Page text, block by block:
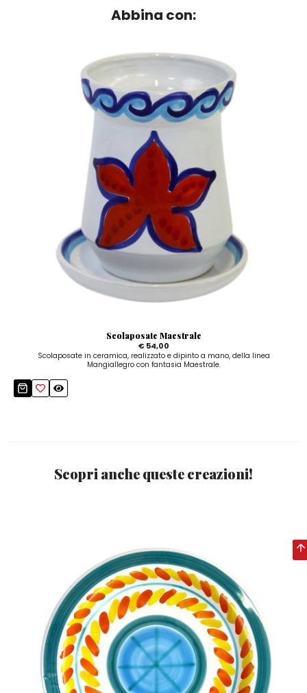
Abbina con:
Scolaposate Maestrale
€ 54,00
Scolaposate in ceramica, realizzato e dipinto a mano, della linea
Mangiallegro con fantasia Maestrale.
Scopri anche queste creazioni!